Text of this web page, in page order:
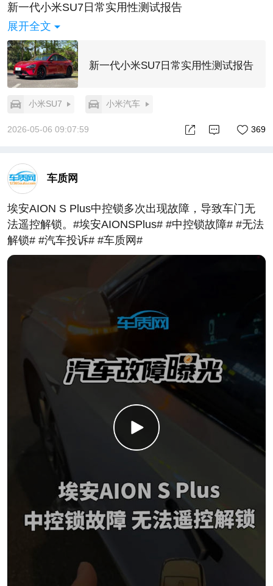
新一代小米SU7日常实用性测试报告
展开全文
新一代小米SU7日常实用性测试报告
小米SU7 小米汽车
2026-05-06 09:07:59 369
车质网
埃安AION S Plus中控锁多次出现故障，导致车门无
法遥控解锁。#埃安AIONSPlus# #中控锁故障# #无法
解锁# #汽车投诉# #车质网#